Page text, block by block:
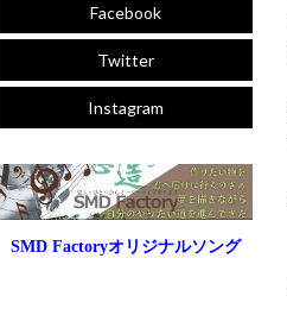
Facebook
Twitter
Instagram
SMD Factoryオリジナルソング